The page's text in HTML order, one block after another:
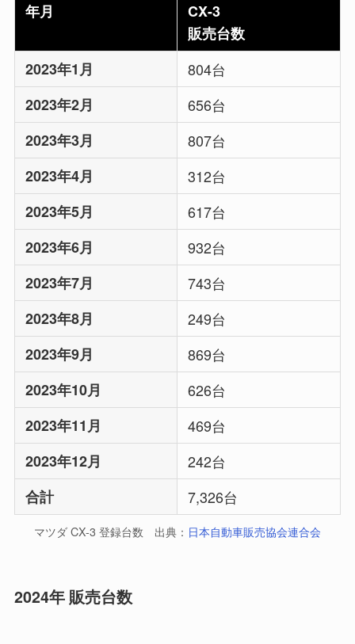
年月
CX-3
販売台数
2023年1月
804台
2023年2月
656台
2023年3月
807台
2023年4月
312台
2023年5月
617台
2023年6月
932台
2023年7月
743台
2023年8月
249台
2023年9月
869台
2023年10月
626台
2023年11月
469台
2023年12月
242台
合計
7,326台
マツダ CX-3 登録台数 出典： 日本自動車販売協会連合会
2024年 販売台数